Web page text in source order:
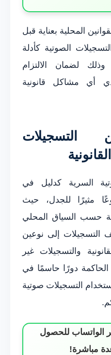
المحلية بعناية قبل
الصوتية كأدلة
لضمان الالتزام
أي مشاكل قانونية
التسجيلات
السرية كدليل في
مثيرًا للجدل، حيث
حسب السياق المحلي
التسجيلات إلى نوعين
والتسجيلات غير
الحاكمة دورًا حاسمًا في
التسجيلات صوتية
الواتساب للحصول
مباشرة!